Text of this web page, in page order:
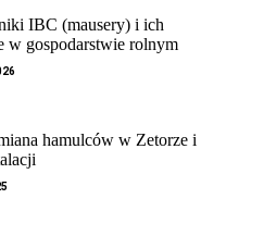
IBC (mausery) i ich
w gospodarstwie rolnym
hamulców w Zetorze i